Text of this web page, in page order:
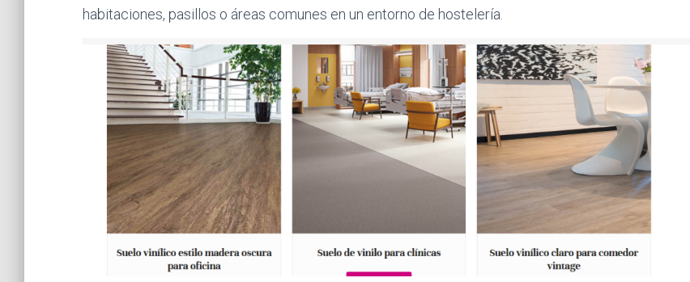
habitaciones, pasillos o áreas comunes en un entorno de hostelería.